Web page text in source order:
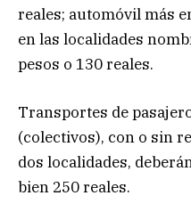
reales; automóvil más
en las localidades
pesos o 130 reales.
Transportes de
(colectivos), con o sin
dos localidades,
bien 250 reales.